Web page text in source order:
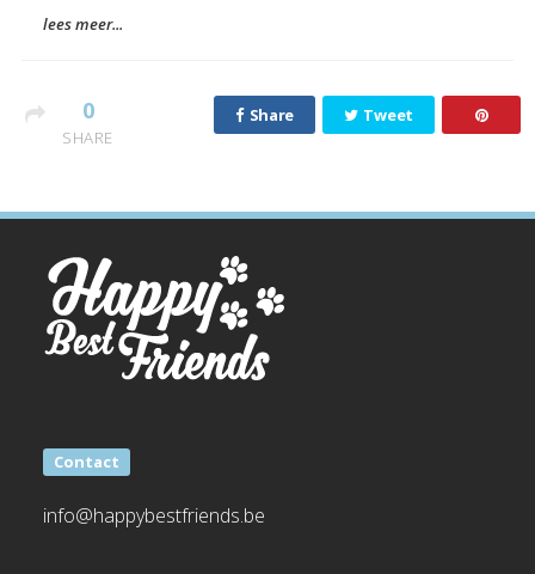
lees meer...
0
SHARE
Share Tweet
Contact
info@happybestfriends.be